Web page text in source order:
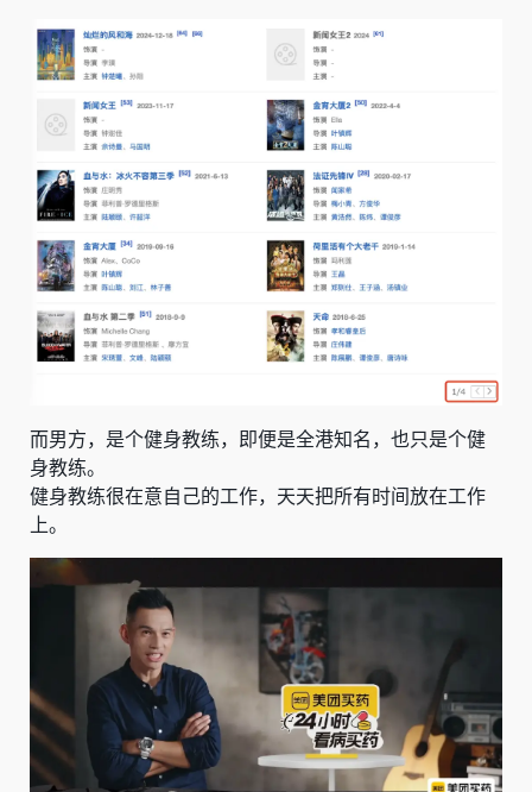
而男方，是个健身教练，即便是全港知名，也只是个健
身教练。
健身教练很在意自己的工作，天天把所有时间放在工作
上。